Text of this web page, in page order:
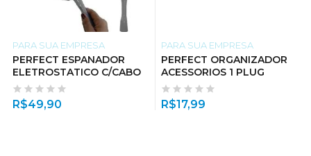
PARA SUA EMPRESA
PERFECT ESPANADOR
ELETROSTATICO C/CABO
R$49,90
PARA SUA EMPRESA
PERFECT ORGANIZADOR
ACESSORIOS 1 PLUG
R$17,99